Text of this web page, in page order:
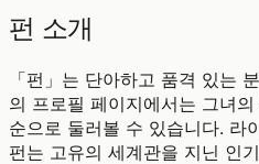
펀 소개
「펀」는 단아하고 품격 있는
의 프로필 페이지에서는 그녀
순으로 둘러볼 수 있습니다. 라
펀는 고유의 세계관을 지닌 인